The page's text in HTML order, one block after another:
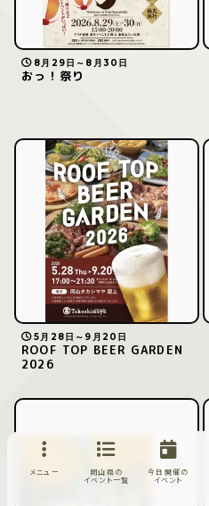
8月29日～8月30日
おっ！祭り
5月28日～9月20日
ROOF TOP BEER GARDEN
2026
メニュー
岡山県の
イベント一覧
今日開催の
イベント